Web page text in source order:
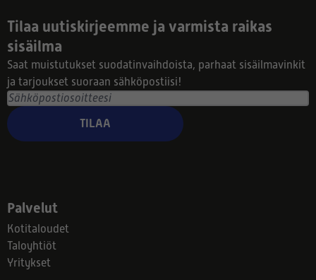
Tilaa uutiskirjeemme ja varmista raikas
sisäilma
Saat muistutukset suodatinvaihdoista, parhaat sisäilmavinkit
ja tarjoukset suoraan sähköpostiisi!
TILAA
Palvelut
Kotitaloudet
Taloyhtiöt
Yritykset